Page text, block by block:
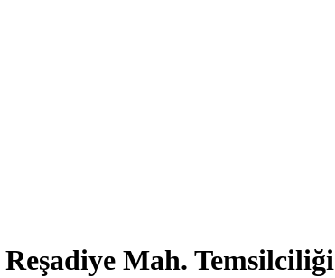
Mah. Temsilciliği